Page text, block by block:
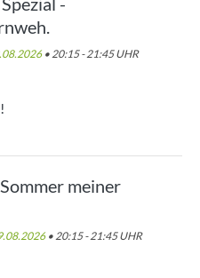
• 20:15 - 21:45 UHR
meiner
• 20:15 - 21:45 UHR